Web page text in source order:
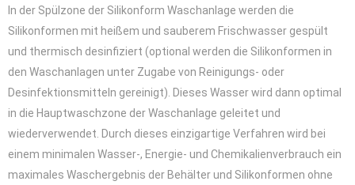
In der Spülzone der Silikonform Waschanlage werden die
Silikonformen mit heißem und sauberem Frischwasser gespült
und thermisch desinfiziert (optional werden die Silikonformen in
den Waschanlagen unter Zugabe von Reinigungs- oder
Desinfektionsmitteln gereinigt). Dieses Wasser wird dann optimal
in die Hauptwaschzone der Waschanlage geleitet und
wiederverwendet. Durch dieses einzigartige Verfahren wird bei
einem minimalen Wasser-, Energie- und Chemikalienverbrauch ein
maximales Waschergebnis der Behälter und Silikonformen ohne